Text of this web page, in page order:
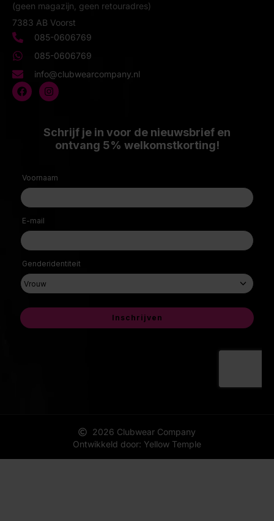
(geen magazijn, geen retouradres)
7383 AB Voorst
085-0606769
085-0606769
info@clubwearcompany.nl
2026 Clubwear Company
Ontwikkeld door: Yellow Temple